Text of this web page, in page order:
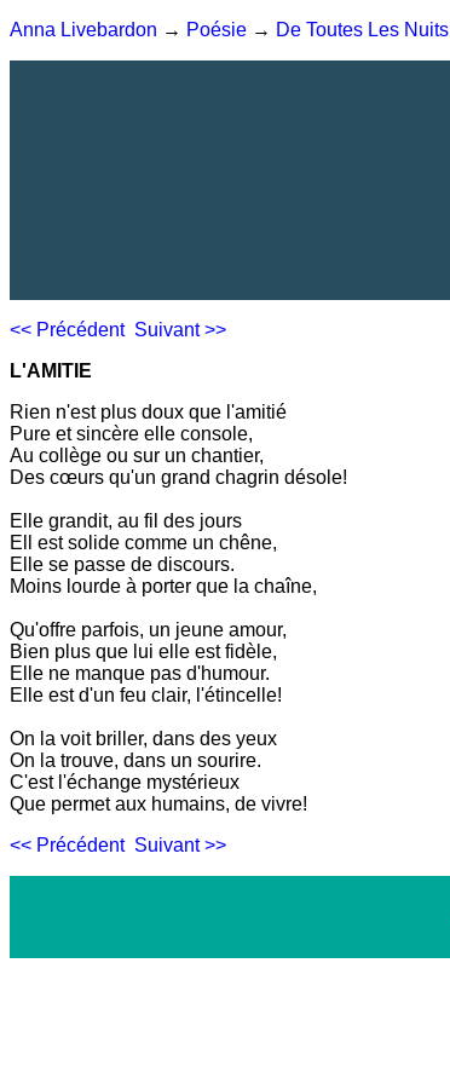
Anna Livebardon → Poésie → De Toutes Les Nuits
<< Précédent Suivant >>
L'AMITIE
Rien n'est plus doux que l'amitié
Pure et sincère elle console,
Au collège ou sur un chantier,
Des cœurs qu'un grand chagrin désole!
Elle grandit, au fil des jours
Ell est solide comme un chêne,
Elle se passe de discours.
Moins lourde à porter que la chaîne,
Qu'offre parfois, un jeune amour,
Bien plus que lui elle est fidèle,
Elle ne manque pas d'humour.
Elle est d'un feu clair, l'étincelle!
On la voit briller, dans des yeux
On la trouve, dans un sourire.
C'est l'échange mystérieux
Que permet aux humains, de vivre!
<< Précédent Suivant >>